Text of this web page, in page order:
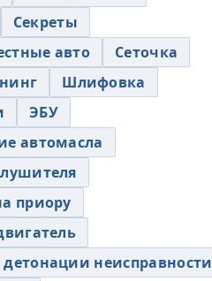
Секреты
авто
Сеточка
Шлифовка
ЭБУ
автомасла
приору
неисправности